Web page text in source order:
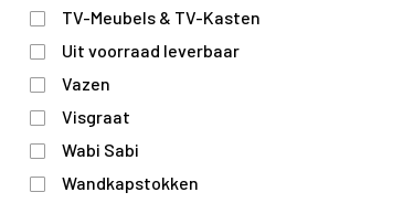
TV-Meubels & TV-Kasten
Uit voorraad leverbaar
Vazen
Visgraat
Wabi Sabi
Wandkapstokken